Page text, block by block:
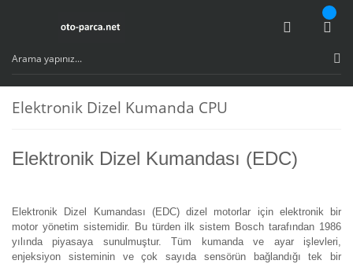
Elektronik Dizel Kumanda CPU
Elektronik Dizel Kumandası (EDC)
Elektronik Dizel Kumandası (EDC) dizel motorlar için elektronik bir
motor yönetim sistemidir. Bu türden ilk sistem Bosch tarafından 1986
yılında piyasaya sunulmuştur. Tüm kumanda ve ayar işlevleri,
enjeksiyon sisteminin ve çok sayıda sensörün bağlandığı tek bir